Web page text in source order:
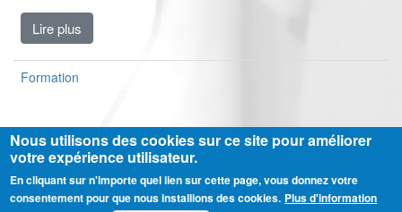
Lire plus
Formation
Ⓒ CGT Fédération THCB - Tous les droits réservés - Mentions légales
Nous utilisons des cookies sur ce site pour améliorer
votre expérience utilisateur.
En cliquant sur n'importe quel lien sur cette page, vous donnez votre
consentement pour que nous installions des cookies. Plus d'information